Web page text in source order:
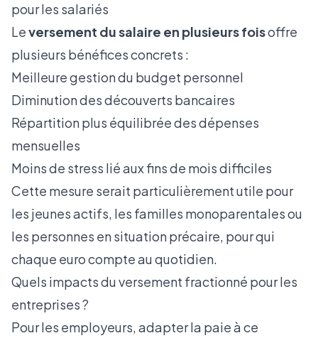
pour les salariés
Leversement du salaire en plusieurs foisoffre
plusieurs bénéfices concrets :
Meilleure gestion du budget personnel
Diminution des découverts bancaires
Répartition plus équilibrée des dépenses
mensuelles
Moins de stress lié aux fins de mois difficiles
Cette mesure serait particulièrement utile pour
les jeunes actifs, les familles monoparentales ou
les personnes en situation précaire, pour qui
chaque euro compte au quotidien.
Quels impacts du versement fractionné pour les
entreprises ?
Pour les employeurs, adapter la paie à ce